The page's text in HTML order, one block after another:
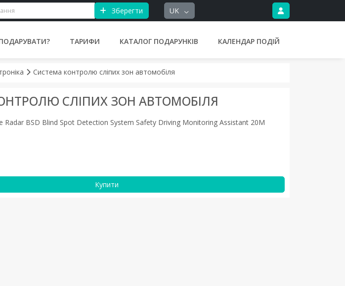
Зберегти UK
ТАРИФИ КАТАЛОГ ПОДАРУНКІВ КАЛЕНДАР ПОДІЙ
Система контролю сліпих зон автомобіля
СЛІПИХ ЗОН АВТОМОБІЛЯ
Radar BSD Blind Spot Detection System Safety Driving Monitoring Assistant 20M
Купити